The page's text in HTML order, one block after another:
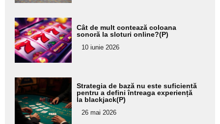
Adaugă
aici textul
pentru
subtitlu
Cât de mult contează coloana
sonoră la sloturi online?(P)
10 iunie 2026
Adaugă
aici textul
pentru
subtitlu
Strategia de bază nu este suficientă
pentru a defini întreaga experiență
la blackjack(P)
26 mai 2026